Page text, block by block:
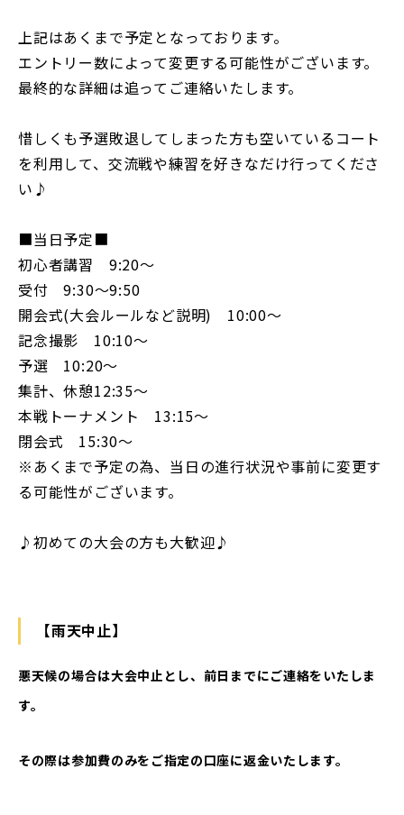
上記はあくまで予定となっております。
エントリー数によって変更する可能性がございます。
最終的な詳細は追ってご連絡いたします。
惜しくも予選敗退してしまった方も空いているコート
を利用して、交流戦や練習を好きなだけ行ってくださ
い♪
■当日予定■
初心者講習 9:20〜
受付 9:30〜9:50
開会式(大会ルールなど説明) 10:00〜
記念撮影 10:10〜
予選 10:20〜
集計、休憩12:35〜
本戦トーナメント 13:15〜
閉会式 15:30〜
※あくまで予定の為、当日の進行状況や事前に変更す
る可能性がございます。
♪初めての大会の方も大歓迎♪
【雨天中止】
悪天候の場合は大会中止とし、前日までにご連絡をいたしま
す。
その際は参加費のみをご指定の口座に返金いたします。